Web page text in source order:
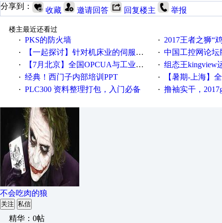
分享到：
收藏 邀请回答 回复楼主 举报
楼主最近还看过
· PKS的防火墙 · 2017王者之狮“鸡”情签到
· 【一起探讨】针对机床业的伺服系统发展，您的期望是什么？ · 中国工控网论坛版
· 【7月北京】全国OPCUA与工业互联技术培训班通知！ · 组态王kingview
· 经典！西门子内部培训PPT · 【暑期-上海】全国工业
· PLC300 资料整理打包，入门必备 · 撸袖实干，2017gongkong®第
不会吃肉的狼
关注 私信
精华：0帖